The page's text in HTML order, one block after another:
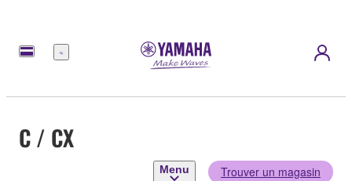
Menu
C / CX
Menu Trouver un magasin